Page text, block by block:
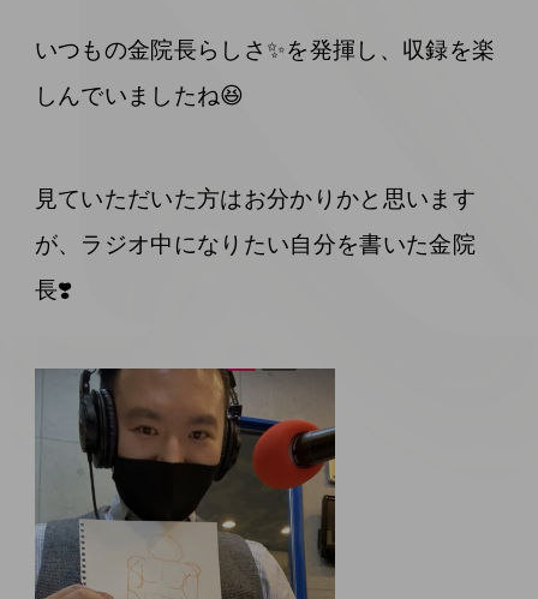
いつもの金院長らしさ✨を発揮し、収録を楽
しんでいましたね😆
見ていただいた方はお分かりかと思います
が、ラジオ中になりたい自分を書いた金院
長❣️